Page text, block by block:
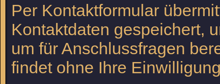
Per Kontaktformular
Kontaktdaten gespeichert,
um für Anschlussfragen
findet ohne Ihre